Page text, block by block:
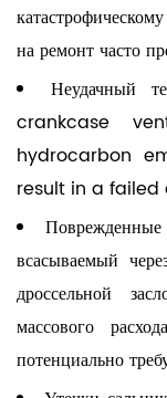
на ремонт часто
Неудачный
crankcase
hydrocarbon
result in a failed
всасываемый
дроссельной
массового
потенциально